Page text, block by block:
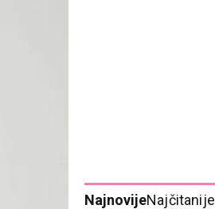
NajnovijeNajčitanije